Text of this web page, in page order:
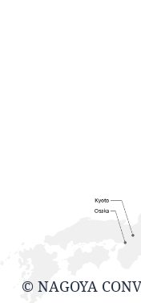
© NAGOYA